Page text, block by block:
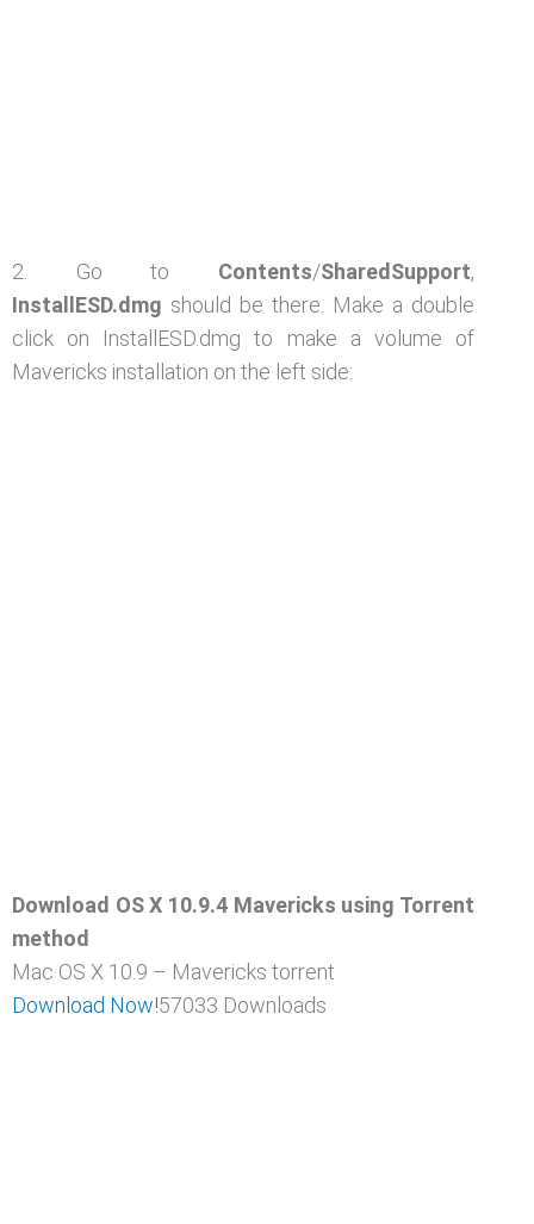
2. Go to Contents/SharedSupport,
InstallESD.dmg should be there. Make a double
click on InstallESD.dmg to make a volume of
Mavericks installation on the left side:
Download OS X 10.9.4 Mavericks using Torrent
method
Mac OS X 10.9 – Mavericks torrent
Download Now!57033 Downloads